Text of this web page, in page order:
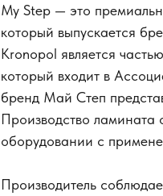
My Step — это
который выпускается
Kronopol является
который входит в
бренд Май Степ
Производство ламината
оборудовании с
Производитель